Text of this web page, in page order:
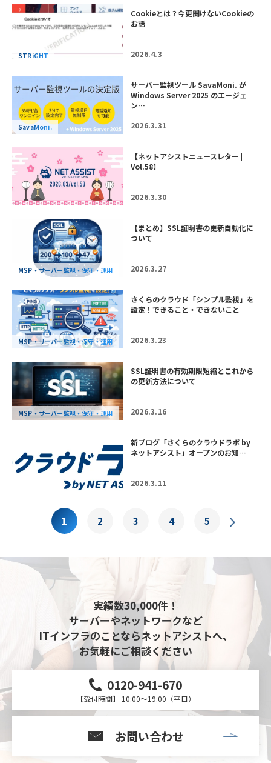
STRiGHT
Cookieとは？今更聞けないCookieの
お話
2026.4.3
SavaMoni.
サーバー監視ツール SavaMoni. が
Windows Server 2025 のエージェ
ン…
2026.3.31
【ネットアシストニュースレター |
Vol.58】
2026.3.30
MSP・サーバー監視・保守・運用
【まとめ】SSL証明書の更新自動化に
ついて
2026.3.27
MSP・サーバー監視・保守・運用
さくらのクラウド「シンプル監視」を
設定！できること・できないこと
2026.3.23
MSP・サーバー監視・保守・運用
SSL証明書の有効期限短縮とこれから
の更新方法について
2026.3.16
新ブログ「さくらのクラウドラボ by
ネットアシスト」オープンのお知…
2026.3.11
1 2 3 4 5
実績数30,000件！
サーバーやネットワークなど
ITインフラのことならネットアシストへ、
お気軽にご相談ください
0120-941-670
【受付時間】 10:00～19:00（平日）
お問い合わせ